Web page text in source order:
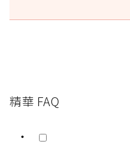
精華 FAQ